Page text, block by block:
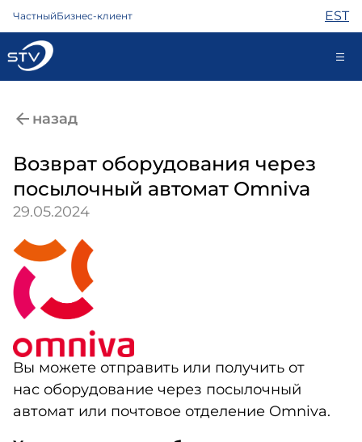
ЧастныйБизнес-клиент EST
Интернет
Телефон
Охрана
Помощь
Магазин
Контакты
Новости
назад
Возврат оборудования через
посылочный автомат Omniva
29.05.2024
Вы можете отправить или получить от
нас оборудование через посылочный
автомат или почтовое отделение Omniva.